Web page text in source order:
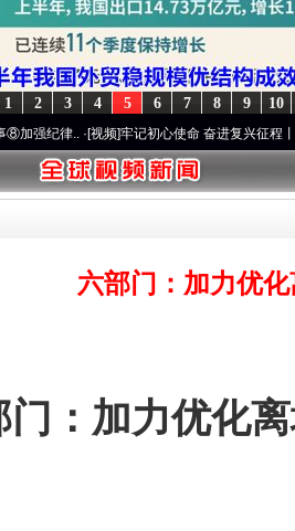
10
9
8
7
6
5
4
3
2
1
..·[视频]牢记初心使命 奋进复兴征程丨“转折之城”
六部门：加力优
加力优化离